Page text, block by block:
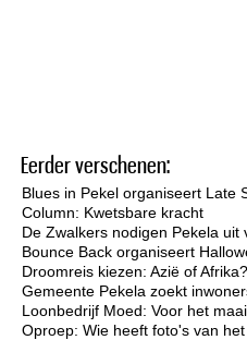
Eerder verschenen:
Blues in Pekel organiseert Late
Column: Kwetsbare kracht
De Zwalkers nodigen Pekela
Bounce Back organiseert
Droomreis kiezen: Azië of Afrika?
Gemeente Pekela zoekt
Loonbedrijf Moed: Voor het
Oproep: Wie heeft foto's van